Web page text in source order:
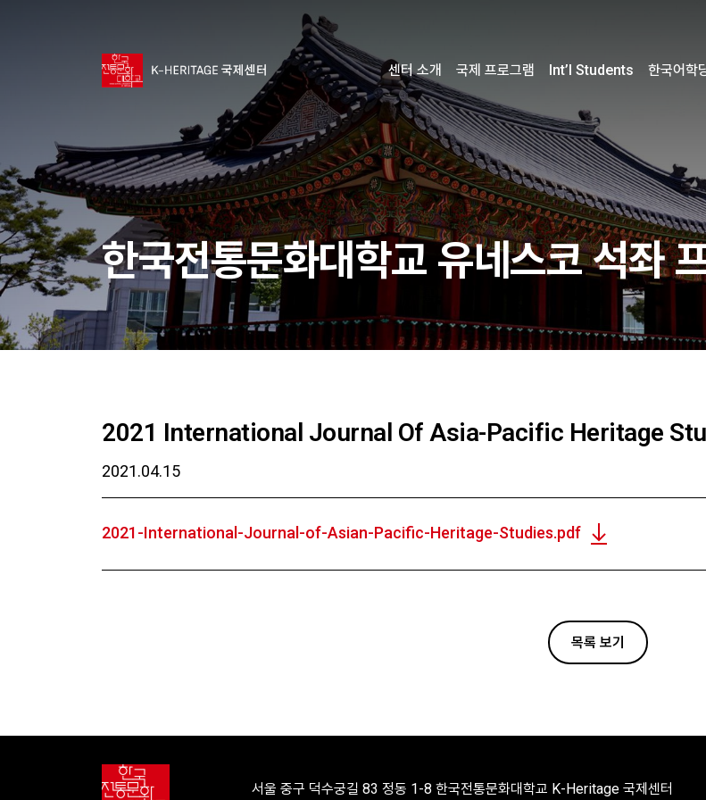
센터 소개 국제 프로그램 Int’l Students 한국어학
한국전통문화대학교 유네스코 석좌
2021 International Journal Of Asia-Pacific Heritage
2021.04.15
2021-International-Journal-of-Asian-Pacific-Heritage-Studies.pdf
목록 보기
서울 중구 덕수궁길 83 정동 1-8 한국전통문화대학교 K-Heritage 국제센터